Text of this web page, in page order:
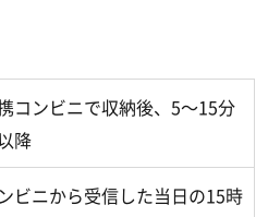
コンビニで収納後、5～15分
降
ビニから受信した当日の15時